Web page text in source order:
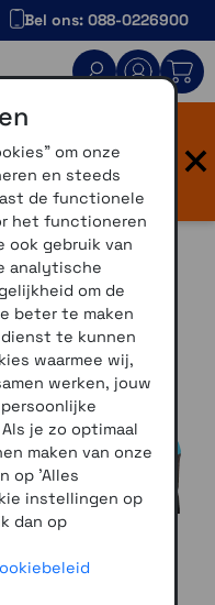
Bel ons: 088-0226900
heeft
vertrouwde
modern jasje.
is.
×
RTL515
515
incl.
L
om onze
en steeds
de functionele
het functioneren
ook gebruik van
analytische
om de
beter te maken
te kunnen
waarmee wij,
werken, jouw
je zo optimaal
maken van onze
op 'Alles
instellingen op
dan op